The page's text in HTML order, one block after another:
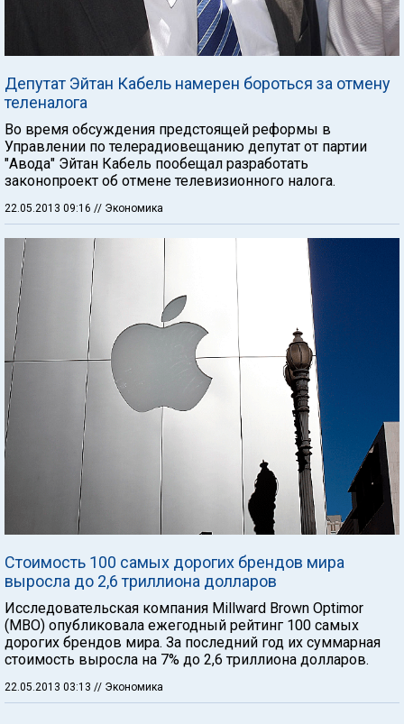
Депутат Эйтан Кабель намерен бороться за отмену
теленалога
Во время обсуждения предстоящей реформы в
Управлении по телерадиовещанию депутат от партии
"Авода" Эйтан Кабель пообещал разработать
законопроект об отмене телевизионного налога.
22.05.2013 09:16 // Экономика
Стоимость 100 самых дорогих брендов мира
выросла до 2,6 триллиона долларов
Исследовательская компания Millward Brown Optimor
(MBO) опубликовала ежегодный рейтинг 100 самых
дорогих брендов мира. За последний год их суммарная
стоимость выросла на 7% до 2,6 триллиона долларов.
22.05.2013 03:13 // Экономика